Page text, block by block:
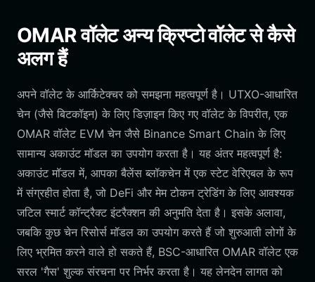
OMAR वॉलेट अन्य क्रिप्टो वॉलेट से कैसे
अलग हैं
अपने वॉलेट के आर्किटेक्चर को समझना महत्वपूर्ण है। UTXO-आधारित
चेन (जैसे बिटकॉइन) के लिए डिज़ाइन किए गए वॉलेट के विपरीत, एक
OMAR वॉलेट EVM चेन जैसे Binance Smart Chain के लिए
सामान्य अकाउंट मॉडल का उपयोग करता है। यह अंतर महत्वपूर्ण है:
अकाउंट मॉडल में, आपका बैलेंस ब्लॉकचेन में एक स्टेट वेरिएबल के रूप
में संग्रहीत होता है, जो DeFi और मेम टोकन ट्रेडिंग के लिए आवश्यक
जटिल स्मार्ट कॉन्ट्रैक्ट इंटरैक्शन की अनुमति देता है। इसके अलावा,
जबकि कुछ चेन रिसोर्स मॉडल का उपयोग करते हैं जो शुरुआती लोगों के
लिए भ्रमित करने वाले हो सकते हैं, BSC-आधारित OMAR वॉलेट एक
सरल 'गैस' शुल्क संरचना पर निर्भर करता है। यह लेनदेन लागत को